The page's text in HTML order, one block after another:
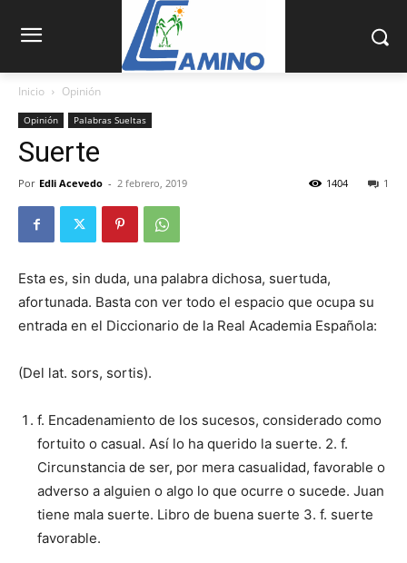
Inicio Opinión
Opinión Palabras Sueltas
Suerte
Por Edli Acevedo - 2 febrero, 2019 1
1404
Esta es, sin duda, una palabra dichosa, suertuda,
afortunada. Bas­ta con ver todo el espacio que ocupa su
entrada en el Diccionario de la Real Academia Española:
(Del lat. sors, sortis).
f. Encadenamiento de los sucesos, considerado como
fortuito o casual. Así lo ha querido la suerte. 2. f.
Circunstancia de ser, por mera casualidad, favorable o
adverso a alguien o algo lo que ocurre o sucede. Juan
tiene mala suerte. Libro de buena suerte 3. f. suerte
favorable.